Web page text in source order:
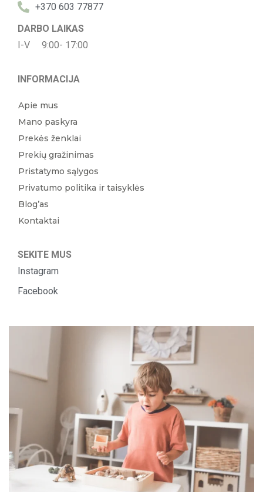
+370 603 77877
DARBO LAIKAS
I-V 9:00- 17:00
INFORMACIJA
Apie mus
Mano paskyra
Prekės ženklai
Prekių gražinimas
Pristatymo sąlygos
Privatumo politika ir taisyklės
Blog’as
Kontaktai
SEKITE MUS
Instagram
Facebook